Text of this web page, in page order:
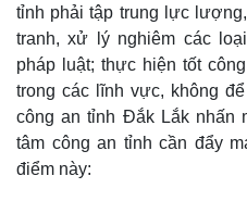
Kinh tế
Bất động sản
Khởi nghiệp
tỉnh phải tập trung lực
tranh, xử lý nghiêm các
pháp luật; thực hiện tốt
trong các lĩnh vực, không
công an tỉnh Đắk Lắk nhấn
tâm công an tỉnh cần đẩy
điểm này: